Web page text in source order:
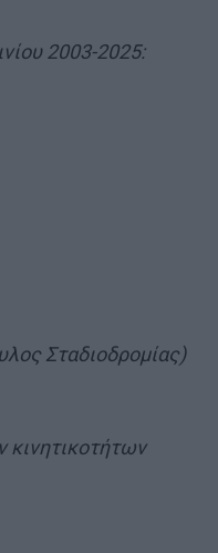
2003-2025:
Σταδιοδρομίας)
κινητικοτήτων